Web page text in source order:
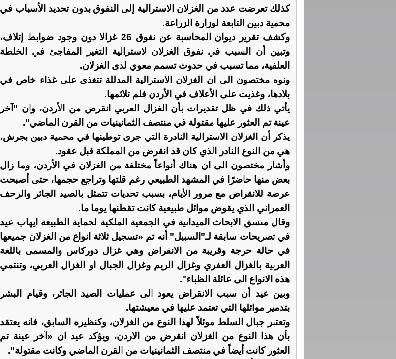
كذلك تعرضت عدد من الغزلان الاسترالية إلى النفوق بدون تحديد الأسباب في
محمية دبين التابعة لوزارة الزراعة.
وكشف تقرير ديوان المحاسبة عن نفوق 26 غزالا دون وجود ضوابط إتلاف،
وتبين أن السبب في نفوق الغزلان لاسترالية التغير المفاجئ في الخلطة
العلفية، مما تسبب في حدوث تسمم معوي لدى الغزلان.
ونوه مختصون الى ان الغزلان الاسترالية المدللة تتغذى على غذاء خاص في
بلادها، وغذيت على الأعلاف في الأردن فلم تلائمها.
يأتي ذلك في ظل تقديرات بأن الغزال العربي انقرض من الأردن، وان "آخر
عينة تم العثور عليها مقتولة في منتصف الثمانينيات من القرن الماضي".
يذكر أن الغزلان الاسترالية النادرة التي جرى توطينها في محمية دبين بجرش،
هي من النوع النادر الذي كان قد انقرض من المملكة قبل عقود.
وأشار مختصون الى ان هناك أنواعاً مختلفة من الغزلان في الأردن، وما زال
بعض منها حاضرًا في المشهد الطبيعي رغم قلتها وتراجع حجمها، حتى أصبحت
عرضة للانقراض مع مرور الأيام، بسبب تحديات تتمثل بالصيد الجائر والزحف
العمراني الذي يقوض موائل طبيعية كانت تقطنها يوما ما.
وقال منسق الابحاث الميدانية في الجمعية الملكية لحماية الطبيعة ايهاب عيد
في تصريحات سابقة لـ"السبيل" أنه تم «تسجيل ثلاثة انواع من الغزلان جميعها
في حالة حرجة وقريبة من الانقراض وهي غزال دوركاس والمسمى باللغة
العربية بالغزال العفري وغزال الريم وغزال الجبال او الغزال العربي، وتنتمي
هذه الانواع الى عائلة الظباء".
وبين عيد أن سبب الانقراض يعود الى عمليات الصيد الجائر، وقيام البشر
بتدمير موائلها التي تعتمد عليها في معيشتها.
وتعتبر جبال السلط موئلاً لهذا النوع من الغزلان، وكنظيره السابق، فانه يعتقد
بأن هذا النوع من الغزلان انقرض من الاردن، ويؤكد عيد ان «آخر عينة تم
العثور كانت أيضاً في منتصف الثمانينيات من القرن الماضي وكانت مقتولة".